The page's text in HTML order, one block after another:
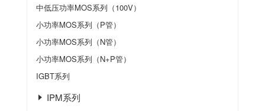
中低压功率MOS系列（100V）
小功率MOS系列（P管）
小功率MOS系列（N管）
小功率MOS系列（N+P管）
IGBT系列
IPM系列